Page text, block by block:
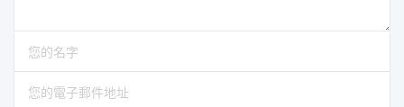
您的評論
請輸入您的名字